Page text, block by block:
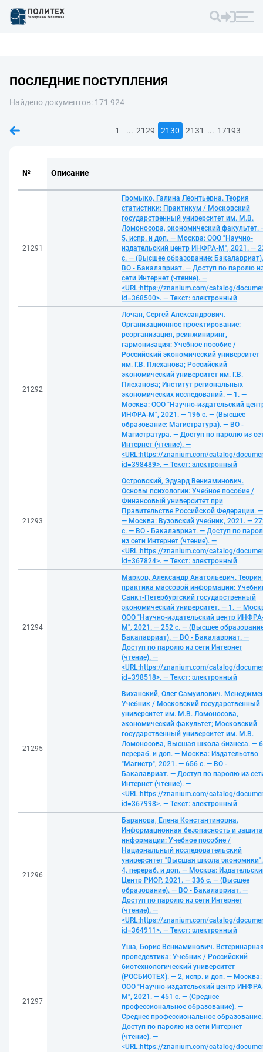
ПОСЛЕДНИЕ ПОСТУПЛЕНИЯ
Найдено документов: 171 924
1 ... 2129 2130 2131 ... 17193
№ Описание
21291
Громыко, Галина Леонтьевна. Теория
статистики: Практикум / Московский
государственный университет им. М.В.
Ломоносова, экономический факультет.
5, испр. и доп. — Москва: ООО "Научно-
издательский центр ИНФРА-М", 2021. —
с. — (Высшее образование:
ВО - Бакалавриат. — Доступ по паролю
сети Интернет (чтение). —
<URL:https://znanium.com/catalog/
id=368500>. — Текст: электронный
21292
Лочан, Сергей Александрович.
Организационное проектирование:
реорганизация, реинжиниринг,
гармонизация: Учебное пособие /
Российский экономический университет
им. Г.В. Плеханова; Российский
экономический университет им. Г.В.
Плеханова; Институт региональных
экономических исследований. — 1. —
Москва: ООО "Научно-издательский
ИНФРА-М", 2021. — 196 с. — (Высшее
образование: Магистратура). — ВО -
Магистратура. — Доступ по паролю из
Интернет (чтение). —
<URL:https://znanium.com/catalog/
id=398489>. — Текст: электронный
21293
Островский, Эдуард Вениаминович.
Основы психологии: Учебное пособие /
Финансовый университет при
Правительстве Российской Федерации.
— Москва: Вузовский учебник, 2021. —
с. — ВО - Бакалавриат. — Доступ по
из сети Интернет (чтение). —
<URL:https://znanium.com/catalog/
id=367824>. — Текст: электронный
21294
Марков, Александр Анатольевич. Теория
практика массовой информации:
Санкт-Петербургский государственный
экономический университет. — 1. —
ООО "Научно-издательский центр
М", 2021. — 252 с. — (Высшее
Бакалавриат). — ВО - Бакалавриат. —
Доступ по паролю из сети Интернет
(чтение). —
<URL:https://znanium.com/catalog/
id=398518>. — Текст: электронный
21295
Виханский, Олег Самуилович.
Учебник / Московский государственный
университет им. М.В. Ломоносова,
экономический факультет; Московский
государственный университет им. М.В.
Ломоносова, Высшая школа бизнеса. —
перераб. и доп. — Москва: Издательство
"Магистр", 2021. — 656 с. — ВО -
Бакалавриат. — Доступ по паролю из
Интернет (чтение). —
<URL:https://znanium.com/catalog/
id=367998>. — Текст: электронный
21296
Баранова, Елена Константиновна.
Информационная безопасность и защита
информации: Учебное пособие /
Национальный исследовательский
университет "Высшая школа
4, перераб. и доп. — Москва:
Центр РИОР, 2021. — 336 с. — (Высшее
образование). — ВО - Бакалавриат. —
Доступ по паролю из сети Интернет
(чтение). —
<URL:https://znanium.com/catalog/
id=364911>. — Текст: электронный
21297
Уша, Борис Вениаминович.
пропедевтика: Учебник / Российский
биотехнологический университет
(РОСБИОТЕХ). — 2, испр. и доп. — Москва:
ООО "Научно-издательский центр
М", 2021. — 451 с. — (Среднее
профессиональное образование). —
Среднее профессиональное
Доступ по паролю из сети Интернет
(чтение). —
<URL:https://znanium.com/catalog/